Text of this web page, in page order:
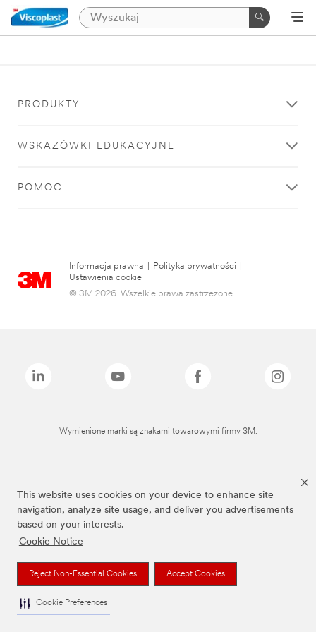
This website uses cookies on your device to enhance site
navigation, analyze site usage, and deliver you advertisements
based on your interests.
Cookie Notice
Reject Non-Essential Cookies Accept Cookies
Cookie Preferences
PRODUKTY
WSKAZÓWKI EDUKACYJNE
POMOC
Informacja prawna Polityka prywatności
Ustawienia cookie
© 3M 2026. Wszelkie prawa zastrzeżone.
Wymienione marki są znakami towarowymi firmy 3M.